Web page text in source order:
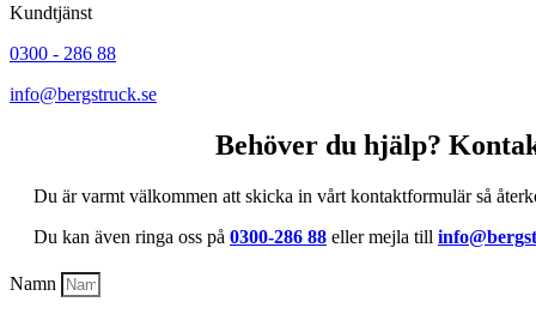
Kundtjänst
0300 - 286 88
info@bergstruck.se
Behöver du hjälp?
Du är varmt välkommen att skicka in vårt kontaktformulär så
Du kan även ringa oss på 0300-286 88 eller mejla till
Namn